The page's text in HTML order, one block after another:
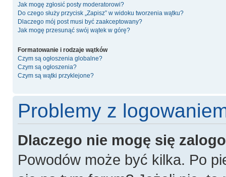
Jak mogę zgłosić posty moderatorowi?
Do czego służy przycisk „Zapisz” w widoku tworzenia wątku?
Dlaczego mój post musi być zaakceptowany?
Jak mogę przesunąć swój wątek w górę?
Formatowanie i rodzaje wątków
Czym są ogłoszenia globalne?
Czym są ogłoszenia?
Czym są wątki przyklejone?
Problemy z
Dlaczego nie mogę się
Powodów może być kilka. Po